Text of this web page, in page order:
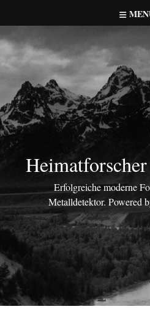
to
content
Erfolgreiche moderne
Metalldetektor. Powered